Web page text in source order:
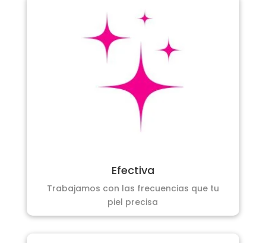
Efectiva
Trabajamos con las frecuencias que tu
piel precisa